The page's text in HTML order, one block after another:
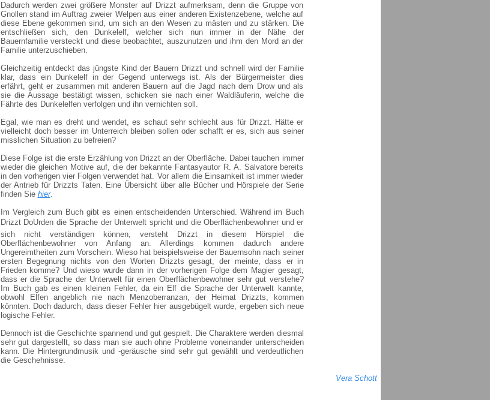
Dadurch werden zwei größere Monster auf Drizzt aufmerksam, denn die Gruppe von
Gnollen stand im Auftrag zweier Welpen aus einer anderen Existenzebene, welche auf
diese Ebene gekommen sind, um sich an den Wesen zu mästen und zu stärken. Die
entschließen sich, den Dunkelelf, welcher sich nun immer in der Nähe der
Bauernfamilie versteckt und diese beobachtet, auszunutzen und ihm den Mord an der
Familie unterzuschieben.
Gleichzeitig entdeckt das jüngste Kind der Bauern Drizzt und schnell wird der Familie
klar, dass ein Dunkelelf in der Gegend unterwegs ist. Als der Bürgermeister dies
erfährt, geht er zusammen mit anderen Bauern auf die Jagd nach dem Drow und als
sie die Aussage bestätigt wissen, schicken sie nach einer Waldläuferin, welche die
Fährte des Dunkelelfen verfolgen und ihn vernichten soll.
Egal, wie man es dreht und wendet, es schaut sehr schlecht aus für Drizzt. Hätte er
vielleicht doch besser im Unterreich bleiben sollen oder schafft er es, sich aus seiner
misslichen Situation zu befreien?
Diese Folge ist die erste Erzählung von Drizzt an der Oberfläche. Dabei tauchen immer
wieder die gleichen Motive auf, die der bekannte Fantasyautor R. A. Salvatore bereits
in den vorherigen vier Folgen verwendet hat. Vor allem die Einsamkeit ist immer wieder
der Antrieb für Drizzts Taten. Eine Übersicht über alle Bücher und Hörspiele der Serie
finden Sie hier.
Im Vergleich zum Buch gibt es einen entscheidenden Unterschied. Während im Buch
Drizzt DoUrden die Sprache der Unterwelt spricht und die Oberflächenbewohner und er
sich nicht verständigen können, versteht Drizzt in diesem Hörspiel die
Oberflächenbewohner von Anfang an. Allerdings kommen dadurch andere
Ungereimtheiten zum Vorschein. Wieso hat beispielsweise der Bauernsohn nach seiner
ersten Begegnung nichts von den Worten Drizzts gesagt, der meinte, dass er in
Frieden komme? Und wieso wurde dann in der vorherigen Folge dem Magier gesagt,
dass er die Sprache der Unterwelt für einen Oberflächenbewohner sehr gut verstehe?
Im Buch gab es einen kleinen Fehler, da ein Elf die Sprache der Unterwelt kannte,
obwohl Elfen angeblich nie nach Menzoberranzan, der Heimat Drizzts, kommen
könnten. Doch dadurch, dass dieser Fehler hier ausgebügelt wurde, ergeben sich neue
logische Fehler.
Dennoch ist die Geschichte spannend und gut gespielt. Die Charaktere werden diesmal
sehr gut dargestellt, so dass man sie auch ohne Probleme voneinander unterscheiden
kann. Die Hintergrundmusik und -geräusche sind sehr gut gewählt und verdeutlichen
die Geschehnisse.
Vera Schott